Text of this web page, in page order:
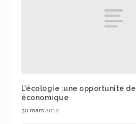
L’écologie :une opportunité
économique
30 mars 2012